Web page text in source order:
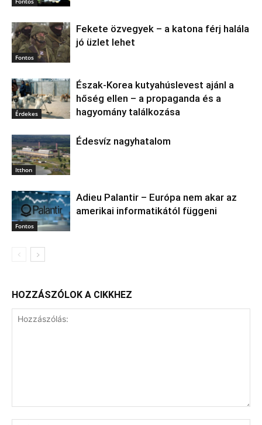
Fontos
Fekete özvegyek – a katona férj halála
jó üzlet lehet
Érdekes
Észak‑Korea kutyahúslevest ajánl a
hőség ellen – a propaganda és a
hagyomány találkozása
Itthon
Édesvíz nagyhatalom
Fontos
Adieu Palantir – Európa nem akar az
amerikai informatikától függeni
HOZZÁSZÓLOK A CIKKHEZ